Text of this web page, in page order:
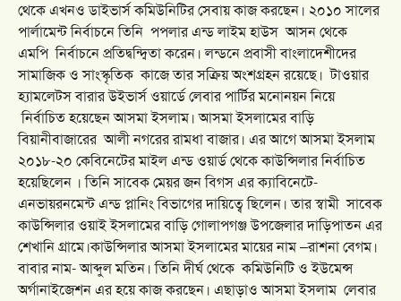
থেকে এখনও ডাইভার্স কমিউনিটির সেবায় কাজ করছেন। ২০১০ সালের
পার্লামেন্ট নির্বাচনে তিনি পপলার এন্ড লাইম হাউস আসন থেকে
এমপি নির্বাচনে প্রতিদ্বন্দ্বিতা করেন। লন্ডনে প্রবাসী বাংলাদেশীদের
সামাজিক ও সাংস্কৃতিক কাজে তার সক্রিয় অংশগ্রহন রয়েছে। টাওয়ার
হ্যামলেটস বারার উইভার্স ওয়ার্ডে লেবার পার্টির মনোনয়ন নিয়ে
নির্বাচিত হয়েছেন আসমা ইসলাম। আসমা ইসলামের বাড়ি
বিয়ানীবাজারের আলী নগরের রামধা বাজার। এর আগে আসমা ইসলাম
২০১৮-২০ কেবিনেটের মাইল এন্ড ওয়ার্ড থেকে কাউন্সিলার নির্বাচিত
হয়েছিলেন । তিনি সাবেক মেয়র জন বিগস এর ক্যাবিনেটে-
এনভায়রনমেন্ট এন্ড প্লানিং বিভাগের দায়িত্বে ছিলেন। তার স্বামী সাবেক
কাউন্সিলার ওয়াই ইসলামের বাড়ি গোলাপগঞ্জ উপজেলার দাড়িপাতন এর
শেখানি গ্রামে।কাউন্সিলার আসমা ইসলামের মায়ের নাম –রাশনা বেগম।
বাবার নাম- আব্দুল মতিন। তিনি দীর্ঘ থেকে কমিউনিটি ও ইউমেন্স
অর্গানাইজেশন এর হয়ে কাজ করছেন। এছাড়াও আসমা ইসলাম লেবার